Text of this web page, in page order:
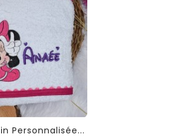
Personnalisée...